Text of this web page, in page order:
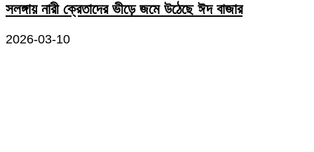
সলঙ্গায় নারী ক্রেতাদের ভীড়ে জমে উঠেছে ঈদ বাজার
2026-03-10